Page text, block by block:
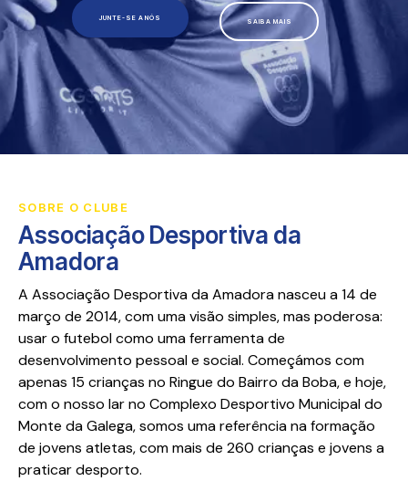
SAIBA MAIS
JUNTE-SE A NÓS
SOBRE O CLUBE
Associação Desportiva da
Amadora
A Associação Desportiva da Amadora nasceu a 14 de
março de 2014, com uma visão simples, mas poderosa:
usar o futebol como uma ferramenta de
desenvolvimento pessoal e social. Começámos com
apenas 15 crianças no Ringue do Bairro da Boba, e hoje,
com o nosso lar no Complexo Desportivo Municipal do
Monte da Galega, somos uma referência na formação
de jovens atletas, com mais de 260 crianças e jovens a
praticar desporto.